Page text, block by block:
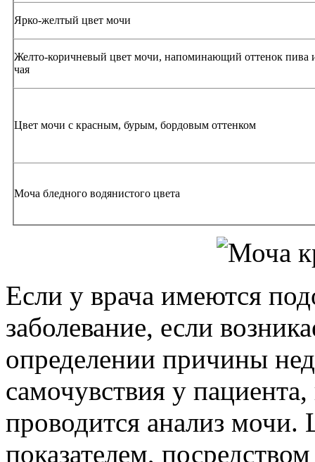
Ярко-желтый цвет мочи
Желто-коричневый цвет мочи, напоминающий оттенок пива
чая
Цвет мочи с красным, бурым, бордовым оттенком
Моча бледного водянистого цвета
Если у врача имеются
заболевание, если
определении причины
самочувствия у
проводится анализ мочи.
показателем,